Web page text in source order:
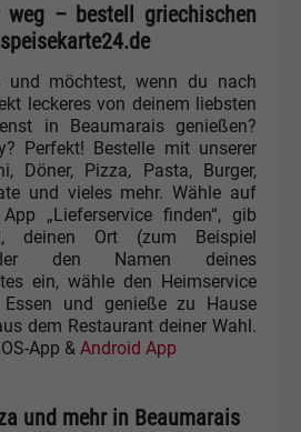
– bestell griechischen
und möchtest, wenn du nach
leckeres von deinem liebsten
in Beaumarais genießen?
Perfekt! Bestelle mit unserer
Döner, Pizza, Pasta, Burger,
und vieles mehr. Wähle auf
„Lieferservice finden“, gib
deinen Ort (zum Beispiel
den Namen deines
ein, wähle den Heimservice
und genieße zu Hause
dem Restaurant deiner Wahl.
App & Android App
und mehr in Beaumarais